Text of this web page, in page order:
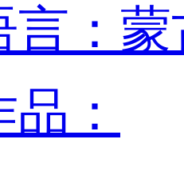
言：
：